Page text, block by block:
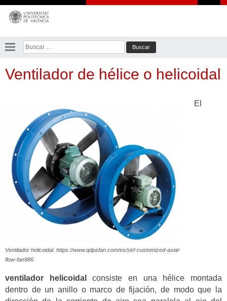
Saltar
contenido
Buscar:
Ventilador de hélice o helicoidal
Ventilador helicoidal. https://www.qdpsfan.com/es/skf-customized-axial-
flow-fan986
El
ventilador helicoidal
consiste en una hélice montada
dentro de un anillo o marco de fijación, de modo que la